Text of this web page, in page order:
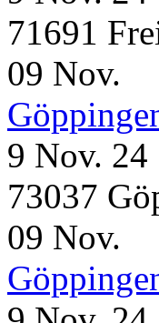
71691
09 Nov.
9 Nov. 24
73037
09 Nov.